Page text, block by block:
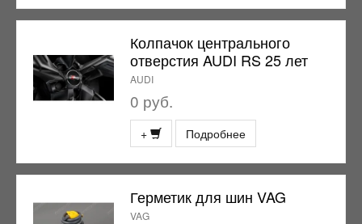
Колпачок центрального
отверстия AUDI RS 25 лет
AUDI
0 руб.
+ Подробнее
Герметик для шин VAG
VAG